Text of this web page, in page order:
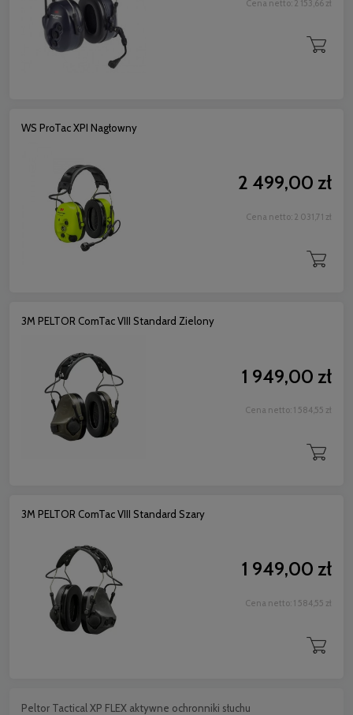
Cena netto: 2 153,66 zł
WS ProTac XPI Nagłowny
2 499,00 zł
Cena netto: 2 031,71 zł
3M PELTOR ComTac VIII Standard Zielony
1 949,00 zł
Cena netto: 1 584,55 zł
3M PELTOR ComTac VIII Standard Szary
1 949,00 zł
Cena netto: 1 584,55 zł
Peltor Tactical XP FLEX aktywne ochronniki słuchu